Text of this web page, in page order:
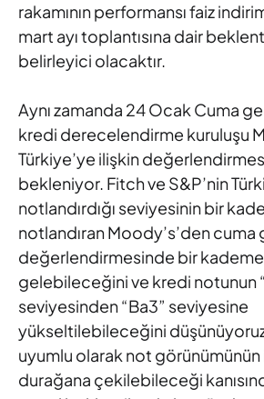
rakamının performansı faiz
mart ayı toplantısına dair
belirleyici olacaktır.
Aynı zamanda 24 Ocak Cuma
kredi derecelendirme kuruluşu
Türkiye’ye ilişkin
bekleniyor. Fitch ve S&P’nin
notlandırdığı seviyesinin bir
notlandıran Moody’s’dencuma
değerlendirmesinde bir kademe
gelebileceğini ve kredi notunun
seviyesinden “Ba3” seviyesine
yükseltilebileceğini
uyumlu olarak not
durağana çekilebileceği